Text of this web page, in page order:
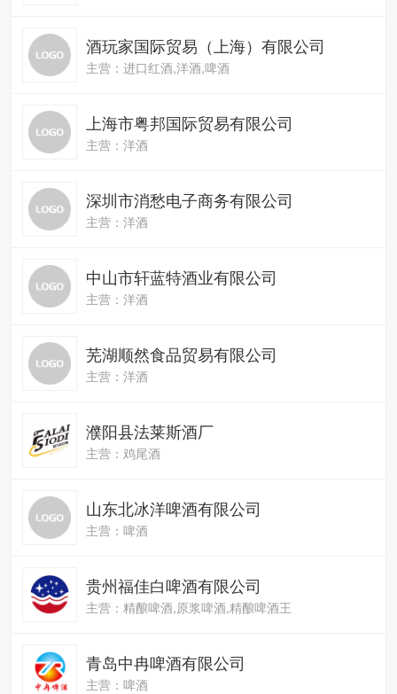
酒玩家国际贸易（上海）有限公司
主营：进口红酒,洋酒,啤酒
上海市粤邦国际贸易有限公司
主营：洋酒
深圳市消愁电子商务有限公司
主营：洋酒
中山市轩蓝特酒业有限公司
主营：洋酒
芜湖顺然食品贸易有限公司
主营：洋酒
濮阳县法莱斯酒厂
主营：鸡尾酒
山东北冰洋啤酒有限公司
主营：啤酒
贵州福佳白啤酒有限公司
主营：精酿啤酒,原浆啤酒,精酿啤酒王
青岛中冉啤酒有限公司
主营：啤酒